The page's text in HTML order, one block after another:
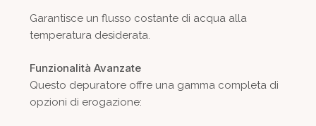
Garantisce un flusso costante di acqua alla
temperatura desiderata.
Funzionalità Avanzate
Questo depuratore offre una gamma completa di
opzioni di erogazione: